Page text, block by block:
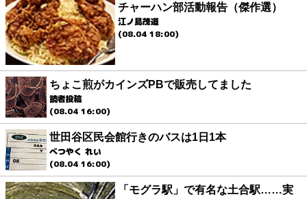
チャーハン部活動報告（傑作選）
江ノ島茂道
(08.04 18:00)
ちょこ煎がカインズPBで販売してました
読者投稿
(08.04 16:00)
世田谷区民会館行きのバスは1日1本
べつやく れい
(08.04 16:00)
「モグラ駅」で有名な土合駅……実